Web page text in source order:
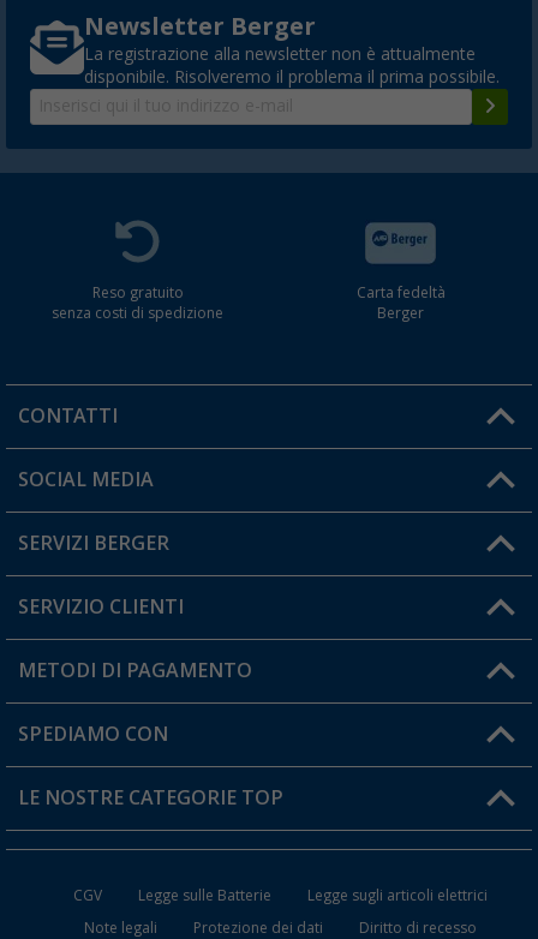
Newsletter Berger
La registrazione alla newsletter non è attualmente
disponibile. Risolveremo il problema il prima possibile.
Reso gratuito
senza costi di spedizione
Carta fedeltà
Berger
CONTATTI
Orari di apertura del servizio:
Hai una domanda?
SOCIAL MEDIA
SERVIZI BERGER
Diventare rivenditori
Il mio Account
Carta fedeltà Berger
SERVIZIO CLIENTI
Informazioni sulla spedizione
Resi
FAQ e Contatti
METODI DI PAGAMENTO
SPEDIAMO CON
LE NOSTRE CATEGORIE TOP
CGV Legge sulle Batterie
Legge sugli articoli elettrici
Note legali
Protezione dei dati Diritto di recesso